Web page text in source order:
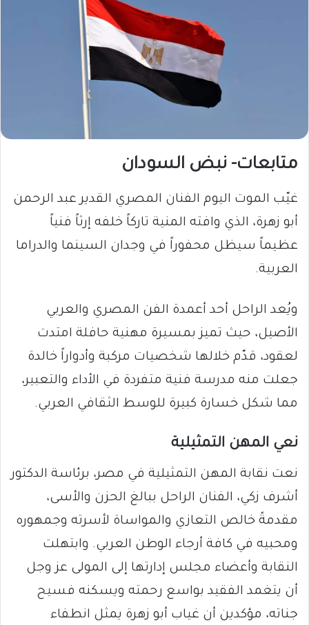
متابعات- نبض السودان
​غيّب الموت اليوم الفنان المصري القدير عبد الرحمن
أبو زهرة، الذي وافته المنية تاركاً خلفه إرثاً فنياً
عظيماً سيظل محفوراً في وجدان السينما والدراما
العربية.
ويُعد الراحل أحد أعمدة الفن المصري والعربي
الأصيل، حيث تميز بمسيرة مهنية حافلة امتدت
لعقود، قدّم خلالها شخصيات مركبة وأدواراً خالدة
جعلت منه مدرسة فنية متفردة في الأداء والتعبير،
مما شكل خسارة كبيرة للوسط الثقافي العربي.
​نعي المهن التمثيلية
​نعت نقابة المهن التمثيلية في مصر، برئاسة الدكتور
أشرف زكي، الفنان الراحل ببالغ الحزن والأسى،
مقدمةً خالص التعازي والمواساة لأسرته وجمهوره
ومحبيه في كافة أرجاء الوطن العربي. وابتهلت
النقابة وأعضاء مجلس إدارتها إلى المولى عز وجل
أن يتغمد الفقيد بواسع رحمته ويسكنه فسيح
جناته، مؤكدين أن غياب أبو زهرة يمثل انطفاء